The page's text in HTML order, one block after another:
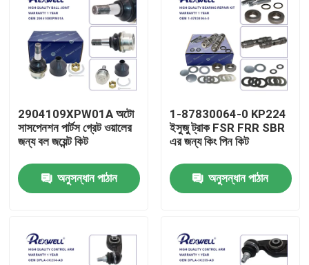
ভিডিও
2904109XPW01A অটো
সাসপেনশন পার্টস গ্রেট ওয়ালের
জন্য বল জয়েন্ট কিট
অনুসন্ধান পাঠান
1-87830064-0 KP224
ইসুজু ট্রাক FSR FRR SBR
এর জন্য কিং পিন কিট
অনুসন্ধান পাঠান